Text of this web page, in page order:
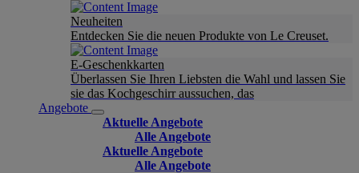
Neuheiten
Entdecken Sie die neuen Produkte von Le Creuset.
E-Geschenkkarten
Überlassen Sie Ihren Liebsten die Wahl und lassen Sie
sie das Kochgeschirr aussuchen, das
Angebote
Aktuelle Angebote
Alle Angebote
Aktuelle Angebote
Alle Angebote